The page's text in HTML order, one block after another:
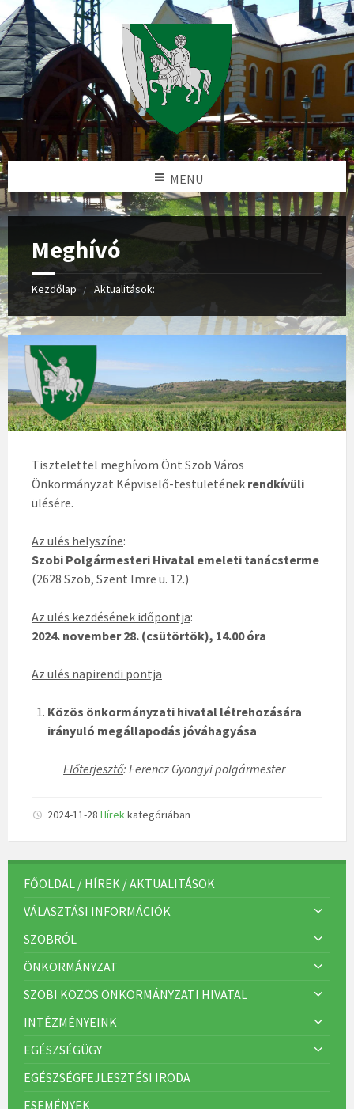
MENU
Meghívó
Kezdőlap Aktualitások:
Tisztelettel meghívom Önt Szob Város
Önkormányzat Képviselő-testületének rendkívüli
ülésére.
Az ülés helyszíne:
Szobi Polgármesteri Hivatal emeleti tanácsterme
(2628 Szob, Szent Imre u. 12.)
Az ülés kezdésének időpontja:
2024. november 28. (csütörtök), 14.00 óra
Az ülés napirendi pontja
Közös önkormányzati hivatal létrehozására
irányuló megállapodás jóváhagyása
Előterjesztő: Ferencz Gyöngyi polgármester
2024-11-28 Hírekkategóriában
FŐOLDAL / HÍREK / AKTUALITÁSOK
VÁLASZTÁSI INFORMÁCIÓK
SZOBRÓL
ÖNKORMÁNYZAT
SZOBI KÖZÖS ÖNKORMÁNYZATI HIVATAL
INTÉZMÉNYEINK
EGÉSZSÉGÜGY
EGÉSZSÉGFEJLESZTÉSI IRODA
ESEMÉNYEK